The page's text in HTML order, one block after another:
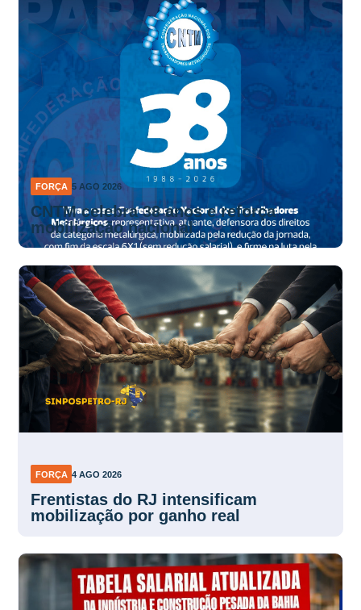
FORÇA 5 AGO 2026
CNTM celebra 38 anos e reforça
mobilização nacional
FORÇA 4 AGO 2026
Frentistas do RJ intensificam
mobilização por ganho real